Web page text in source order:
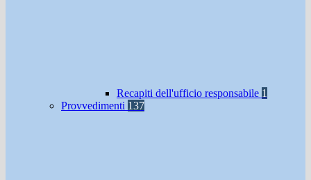
Recapiti dell'ufficio responsabile 1
Provvedimenti 137